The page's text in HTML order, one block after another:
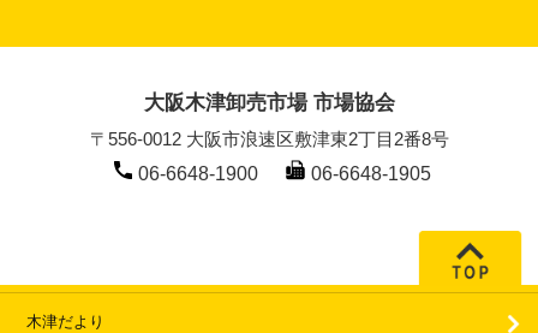
大阪木津卸売市場 市場協会
〒556-0012 大阪市浪速区敷津東2丁目2番8号
06-6648-1900
06-6648-1905
木津だより